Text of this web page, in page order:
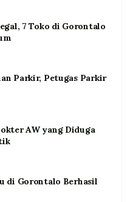
7 Toko di Gorontalo
Parkir, Petugas Parkir
AW yang Diduga
di Gorontalo Berhasil